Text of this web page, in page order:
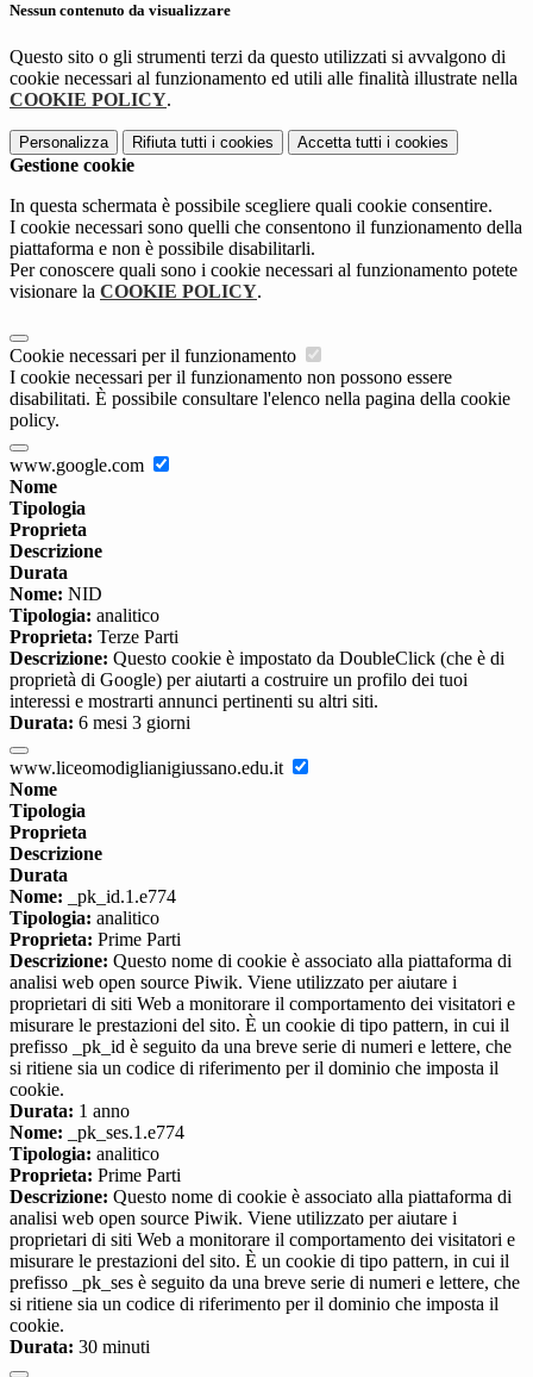
Nessun contenuto da visualizzare
Questo sito o gli strumenti terzi da questo utilizzati si avvalgono di
cookie necessari al funzionamento ed utili alle finalità illustrate nella
COOKIE POLICY.
Personalizza Rifiuta tutti i cookies Accetta tutti i cookies
Gestione cookie
In questa schermata è possibile scegliere quali cookie consentire.
I cookie necessari sono quelli che consentono il funzionamento della
piattaforma e non è possibile disabilitarli.
Per conoscere quali sono i cookie necessari al funzionamento potete
visionare la COOKIE POLICY.
Cookie necessari per il funzionamento
I cookie necessari per il funzionamento non possono essere
disabilitati. È possibile consultare l'elenco nella pagina della cookie
policy.
www.google.com
Nome
Tipologia
Proprieta
Descrizione
Durata
Nome: NID
Tipologia: analitico
Proprieta: Terze Parti
Descrizione: Questo cookie è impostato da DoubleClick (che è di
proprietà di Google) per aiutarti a costruire un profilo dei tuoi
interessi e mostrarti annunci pertinenti su altri siti.
Durata: 6 mesi 3 giorni
www.liceomodiglianigiussano.edu.it
Nome
Tipologia
Proprieta
Descrizione
Durata
Nome: _pk_id.1.e774
Tipologia: analitico
Proprieta: Prime Parti
Descrizione: Questo nome di cookie è associato alla piattaforma di
analisi web open source Piwik. Viene utilizzato per aiutare i
proprietari di siti Web a monitorare il comportamento dei visitatori e
misurare le prestazioni del sito. È un cookie di tipo pattern, in cui il
prefisso _pk_id è seguito da una breve serie di numeri e lettere, che
si ritiene sia un codice di riferimento per il dominio che imposta il
cookie.
Durata: 1 anno
Nome: _pk_ses.1.e774
Tipologia: analitico
Proprieta: Prime Parti
Descrizione: Questo nome di cookie è associato alla piattaforma di
analisi web open source Piwik. Viene utilizzato per aiutare i
proprietari di siti Web a monitorare il comportamento dei visitatori e
misurare le prestazioni del sito. È un cookie di tipo pattern, in cui il
prefisso _pk_ses è seguito da una breve serie di numeri e lettere, che
si ritiene sia un codice di riferimento per il dominio che imposta il
cookie.
Durata: 30 minuti